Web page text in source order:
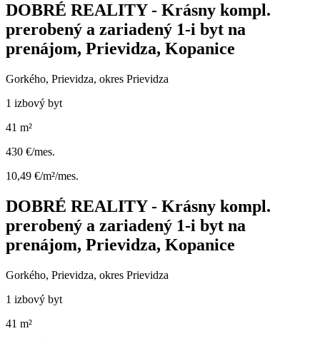
DOBRÉ REALITY - Krásny kompl.
prerobený a zariadený 1-i byt na
prenájom, Prievidza, Kopanice
Gorkého, Prievidza, okres Prievidza
1 izbový byt
41 m²
430 €/mes.
10,49 €/m²/mes.
DOBRÉ REALITY - Krásny kompl.
prerobený a zariadený 1-i byt na
prenájom, Prievidza, Kopanice
Gorkého, Prievidza, okres Prievidza
1 izbový byt
41 m²